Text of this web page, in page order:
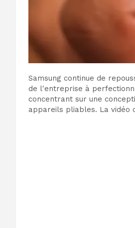
Samsung continue de
de l'entreprise à
concentrant sur une
appareils pliables. La vidéo